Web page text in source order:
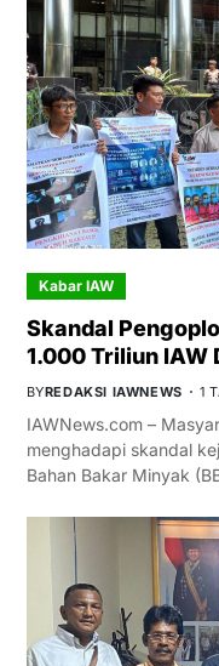
Kabar IAW
Skandal
1.000 Triliun IAW
BYREDAKSI IAWNEWS 1
IAWNews.com –
menghadapi skandal
Bahan Bakar Minyak